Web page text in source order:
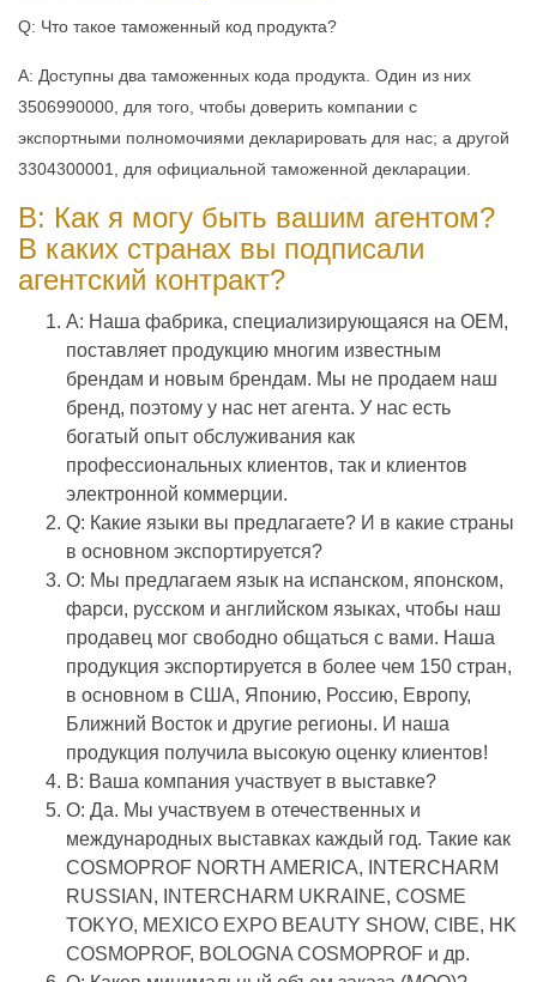
Q: Что такое таможенный код продукта?
A: Доступны два таможенных кода продукта. Один из них
3506990000, для того, чтобы доверить компании с
экспортными полномочиями декларировать для нас; а другой
3304300001, для официальной таможенной декларации.
В: Как я могу быть вашим агентом?
В каких странах вы подписали
агентский контракт?
A: Наша фабрика, специализирующаяся на OEM,
поставляет продукцию многим известным
брендам и новым брендам. Мы не продаем наш
бренд, поэтому у нас нет агента. У нас есть
богатый опыт обслуживания как
профессиональных клиентов, так и клиентов
электронной коммерции.
Q: Какие языки вы предлагаете? И в какие страны
в основном экспортируется?
О: Мы предлагаем язык на испанском, японском,
фарси, русском и английском языках, чтобы наш
продавец мог свободно общаться с вами. Наша
продукция экспортируется в более чем 150 стран,
в основном в США, Японию, Россию, Европу,
Ближний Восток и другие регионы. И наша
продукция получила высокую оценку клиентов!
В: Ваша компания участвует в выставке?
О: Да. Мы участвуем в отечественных и
международных выставках каждый год. Такие как
COSMOPROF NORTH AMERICA, INTERCHARM
RUSSIAN, INTERCHARM UKRAINE, COSME
TOKYO, MEXICO EXPO BEAUTY SHOW, CIBE, HK
COSMOPROF, BOLOGNA COSMOPROF и др.